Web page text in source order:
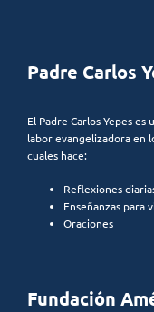
Padre Carlos
El Padre Carlos Yepes
labor evangelizadora en
cuales hace:
Reflexiones
Enseñanzas para
Oraciones
Fundación